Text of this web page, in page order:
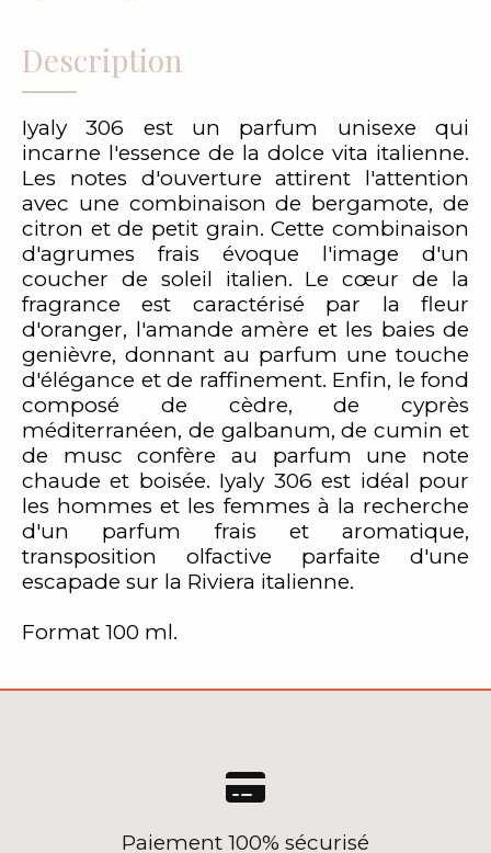
Description
Iyaly 306 est un parfum unisexe qui
incarne l'essence de la dolce vita italienne.
Les notes d'ouverture attirent l'attention
avec une combinaison de bergamote, de
citron et de petit grain. Cette combinaison
d'agrumes frais évoque l'image d'un
coucher de soleil italien. Le cœur de la
fragrance est caractérisé par la fleur
d'oranger, l'amande amère et les baies de
genièvre, donnant au parfum une touche
d'élégance et de raffinement. Enfin, le fond
composé de cèdre, de cyprès
méditerranéen, de galbanum, de cumin et
de musc confère au parfum une note
chaude et boisée. Iyaly 306 est idéal pour
les hommes et les femmes à la recherche
d'un parfum frais et aromatique,
transposition olfactive parfaite d'une
escapade sur la Riviera italienne.
Format 100 ml.

Paiement 100% sécurisé